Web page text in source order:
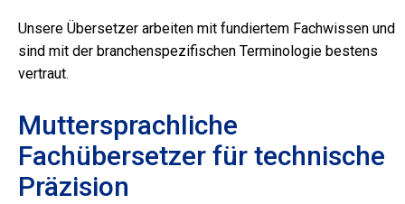
Unsere Übersetzer arbeiten mit fundiertem Fachwissen und
sind mit der branchenspezifischen Terminologie bestens
vertraut.
Muttersprachliche
Fachübersetzer für technische
Präzision